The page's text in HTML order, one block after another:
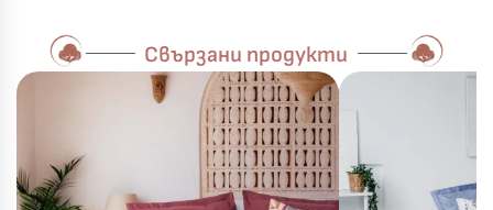
Свързани продукти